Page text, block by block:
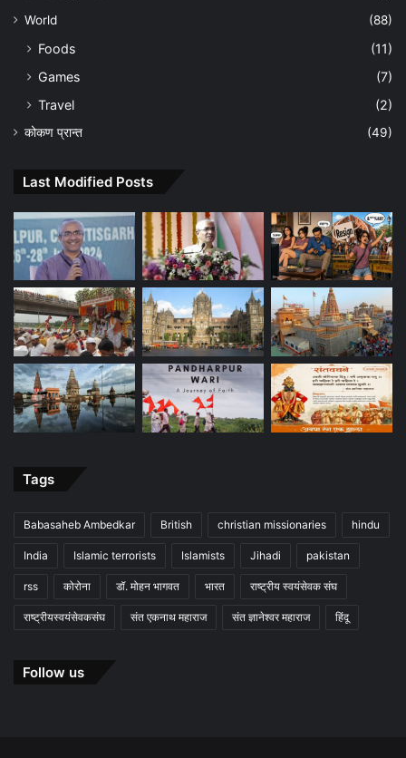
World
(88)
Foods
(11)
Games
(7)
Travel
(2)
कोकण प्रान्त (49)
Last Modified Posts
Tags
Babasaheb Ambedkar British christian missionaries hindu
India Islamic terrorists Islamists Jihadi pakistan
rss कोरोना डॉ. मोहन भागवत भारत राष्ट्रीय स्वयंसेवक संघ
राष्ट्रीयस्वयंसेवकसंघ संत एकनाथ महाराज संत ज्ञानेश्वर महाराज हिंदू
Follow us